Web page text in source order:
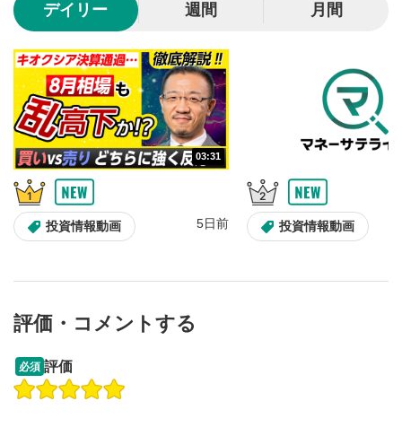
動画が全画面で表示されます。再度クリックすると元
のサイズに戻ります。
デイリー 週間 月間
03:31
投資情報動画 5日前 投資情報動画
操作説明動画
評価・コメントする
必須 評価